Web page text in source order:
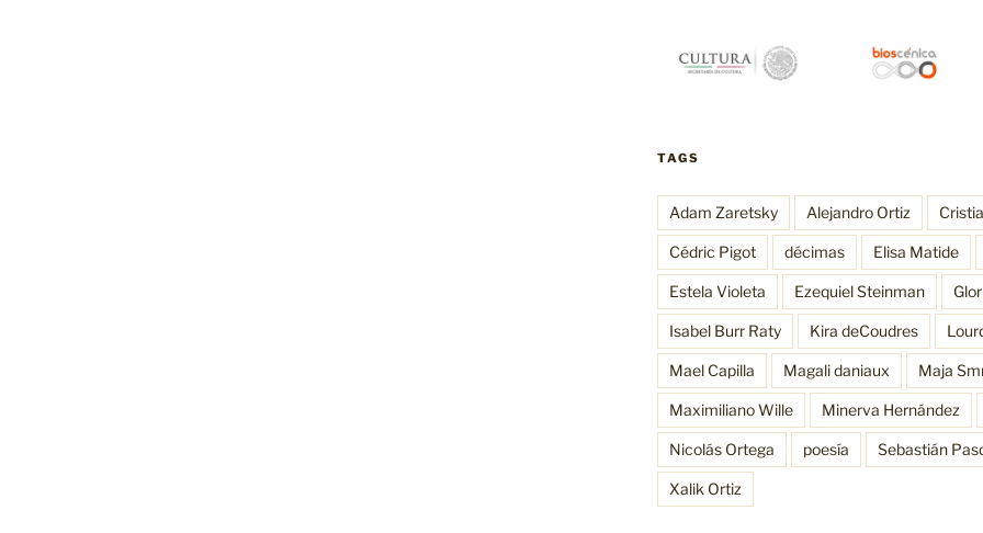
TAGS
Adam Zaretsky Alejandro Ortiz
Cédric Pigot décimas Elisa Matide
Estela Violeta Ezequiel Steinman
Isabel Burr Raty Kira deCoudres
Mael Capilla Magali daniaux Maja
Maximiliano Wille Minerva Hernández
Nicolás Ortega poesía Sebastián
Xalik Ortiz